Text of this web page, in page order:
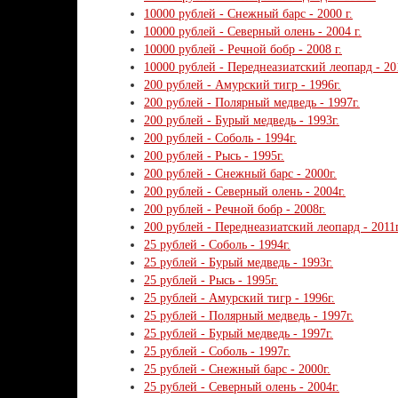
10000 рублей - Снежный барс - 2000 г.
10000 рублей - Северный олень - 2004 г.
10000 рублей - Речной бобр - 2008 г.
10000 рублей - Переднеазиатский леопард -
200 рублей - Амурский тигр - 1996г.
200 рублей - Полярный медведь - 1997г.
200 рублей - Бурый медведь - 1993г.
200 рублей - Соболь - 1994г.
200 рублей - Рысь - 1995г.
200 рублей - Снежный барс - 2000г.
200 рублей - Северный олень - 2004г.
200 рублей - Речной бобр - 2008г.
200 рублей - Переднеазиатский леопард -
25 рублей - Соболь - 1994г.
25 рублей - Бурый медведь - 1993г.
25 рублей - Рысь - 1995г.
25 рублей - Амурский тигр - 1996г.
25 рублей - Полярный медведь - 1997г.
25 рублей - Бурый медведь - 1997г.
25 рублей - Соболь - 1997г.
25 рублей - Снежный барс - 2000г.
25 рублей - Северный олень - 2004г.